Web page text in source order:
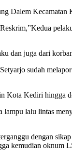
Dalem
dan juga dari
sudah
Kota Kediri hingga
lampu lalu lintas
dengan
kemudian oknum